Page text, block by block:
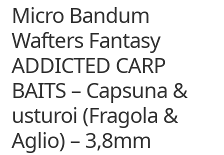
Micro Bandum
Wafters Fantasy
ADDICTED CARP
BAITS – Capsuna &
usturoi (Fragola &
Aglio) – 3,8mm